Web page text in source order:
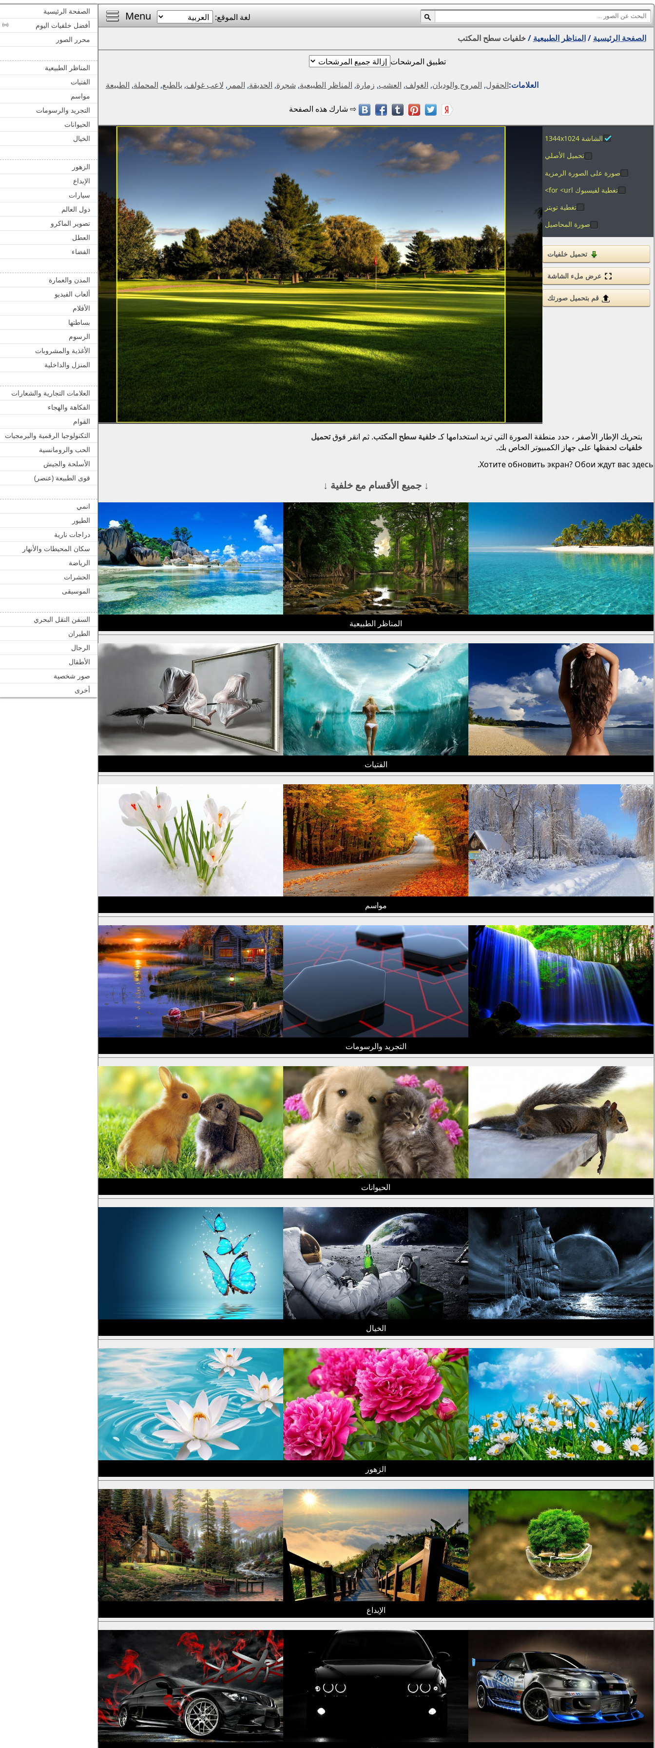
الصفحة الرئيسية
أفضل خلفيات اليوم
محرر الصور
المناظر الطبيعية
الفتيات
مواسم
التجريد والرسومات
الحيوانات
الخيال
الزهور
الإبداع
سيارات
دول العالم
تصوير الماكرو
العطل
الفضاء
المدن والعمارة
ألعاب الفيديو
الأفلام
بساطتها
الرسوم
الأغذية والمشروبات
المنزل والداخلية
العلامات التجارية والشعارات
الفكاهة والهجاء
القوام
التكنولوجيا الرقمية والبرمجيات
الحب والرومانسية
الأسلحة والجيش
قوى الطبيعة (عنصر)
انمي
الطيور
دراجات نارية
سكان المحيطات والأنهار
الرياضة
الحشرات
الموسيقى
السفن النقل البحري
الطيران
الرجال
الأطفال
صور شخصية
أخرى
Menu
لغة الموقع:
الصفحة الرئيسية /المناظر الطبيعية /خلفيات سطح المكتب
تطبيق المرشحات
العلامات:الحقول, المروج والوديان, الغولف, العشب, زمارة, المناظر الطبيعية, شجرة, الحديقة, الممر , لاعب غولف, بالطبع, المحملة, الطبيعة
الشاشة 1344x1024
تحميل الأصلي
صورة على الصورة الرمزية
تغطية لفيسبوك for <url>
تغطية تويتر
صورة المحاصيل
تحميل خلفيات
عرض ملء الشاشة
قم بتحميل صورتك
بتحريك الإطار الأصفر ، حدد منطقة الصورة التي تريد استخدامها كـخلفية سطح المكتب. ثم انقر فوقتحميل
خلفيات لحفظها على جهاز الكمبيوتر الخاص بك.
Хотите обновить экран? Обои ждут вас здесь.
↓ جميع الأقسام مع خلفية ↓
المناظر الطبيعية
الفتيات
مواسم
التجريد والرسومات
الحيوانات
الخيال
الزهور
الإبداع